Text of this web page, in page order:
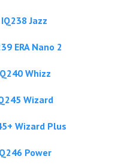
Jazz
ERA Nano 2
Whizz
Wizard
Wizard Plus
Power